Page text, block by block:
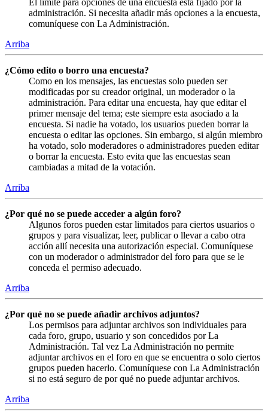
administración. Si necesita añadir más opciones a la encuesta,
comuníquese con La Administración.
Arriba
¿Cómo edito o borro una encuesta?
Como en los mensajes, las encuestas solo pueden ser
modificadas por su creador original, un moderador o la
administración. Para editar una encuesta, hay que editar el
primer mensaje del tema; este siempre esta asociado a la
encuesta. Si nadie ha votado, los usuarios pueden borrar la
encuesta o editar las opciones. Sin embargo, si algún miembro
ha votado, solo moderadores o administradores pueden editar
o borrar la encuesta. Esto evita que las encuestas sean
cambiadas a mitad de la votación.
Arriba
¿Por qué no se puede acceder a algún foro?
Algunos foros pueden estar limitados para ciertos usuarios o
grupos y para visualizar, leer, publicar o llevar a cabo otra
acción allí necesita una autorización especial. Comuníquese
con un moderador o administrador del foro para que se le
conceda el permiso adecuado.
Arriba
¿Por qué no se puede añadir archivos adjuntos?
Los permisos para adjuntar archivos son individuales para
cada foro, grupo, usuario y son concedidos por La
Administración. Tal vez La Administración no permite
adjuntar archivos en el foro en que se encuentra o solo ciertos
grupos pueden hacerlo. Comuníquese con La Administración
si no está seguro de por qué no puede adjuntar archivos.
Arriba